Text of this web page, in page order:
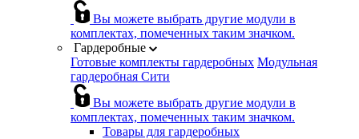
Вы можете выбрать другие модули в
комплектах, помеченных таким значком.
Гардеробные
Готовые комплекты гардеробных Модульная
гардеробная Сити
Вы можете выбрать другие модули в
комплектах, помеченных таким значком.
Товары для гардеробных